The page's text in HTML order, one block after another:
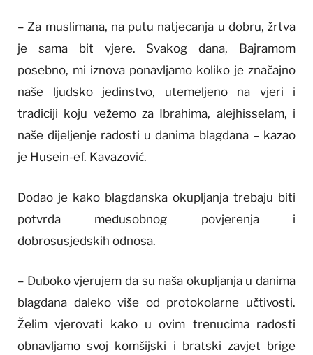
– Za muslimana, na putu natjecanja u dobru, žrtva
je sama bit vjere. Svakog dana, Bajramom
posebno, mi iznova ponavljamo koliko je značajno
naše ljudsko jedinstvo, utemeljeno na vjeri i
tradiciji koju vežemo za Ibrahima, alejhisselam, i
naše dijeljenje radosti u danima blagdana – kazao
je Husein-ef. Kavazović.
Dodao je kako blagdanska okupljanja trebaju biti
potvrda međusobnog povjerenja i
dobrosusjedskih odnosa.
– Duboko vjerujem da su naša okupljanja u danima
blagdana daleko više od protokolarne učtivosti.
Želim vjerovati kako u ovim trenucima radosti
obnavljamo svoj komšijski i bratski zavjet brige